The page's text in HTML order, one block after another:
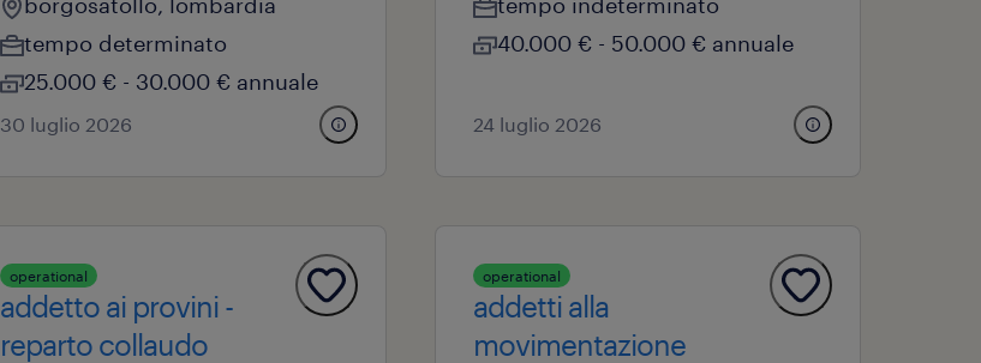
tempo determinato
25.000 € - 30.000 € annuale
30 luglio 2026
40.000 € - 50.000 € annuale
24 luglio 2026
operational
addetto ai provini -
reparto collaudo
operational
addetti alla
movimentazione